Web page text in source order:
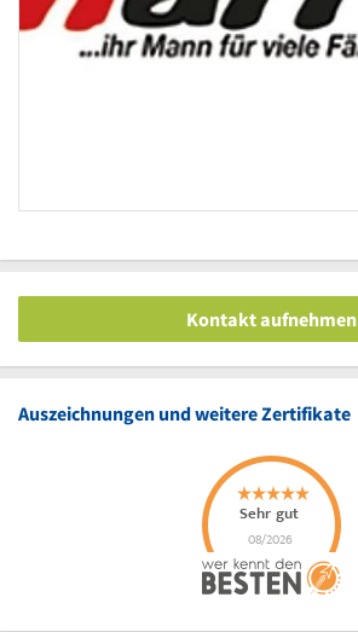
Kontakt aufnehmen
Auszeichnungen und weitere Zertifikate